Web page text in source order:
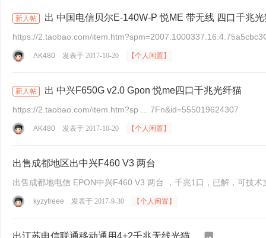
新人帖 出 中国电信贝尔E-140W-P 悦ME 带无线 四口千兆光
https://2.taobao.com/
AK480 发表于 2017-10-20 【个人闲置】
新人帖 出 中兴F650G v2.0 Gpon 悦me四口千兆光纤猫
https://2.taobao.com/item.htm?sp ... 7Fn&id=555019624307
AK480 发表于 2017-10-20 【个人闲置】
出售成都地区出中兴F460 V3 两台
kyzyfreee 发表于 2017-9-30 【个人闲置】